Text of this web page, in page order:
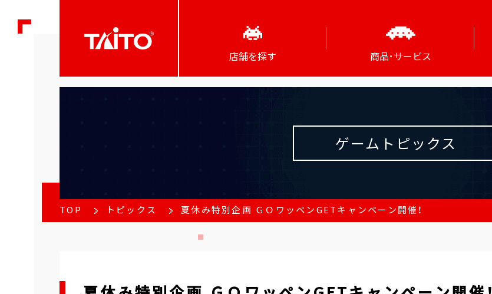
店舗を探す 商品･サービス
ゲームトピックス
TOP トピックス 夏休み特別企画 ＧＯワッペンGETキャンペーン開催！